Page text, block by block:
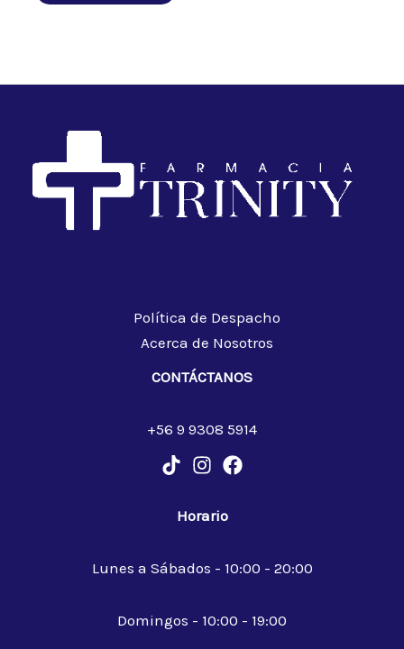
Política de Despacho
Acerca de Nosotros
CONTÁCTANOS
+56 9 9308 5914
Horario
Lunes a Sábados - 10:00 - 20:00
Domingos - 10:00 - 19:00